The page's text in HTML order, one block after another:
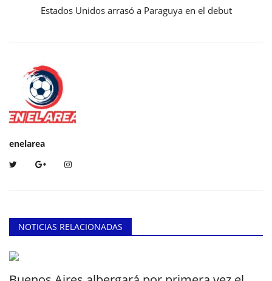
Estados Unidos arrasó a Paraguya en el debut
enelarea
NOTICIAS RELACIONADAS